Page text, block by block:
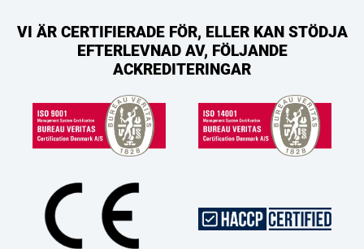
VI ÄR CERTIFIERADE FÖR, ELLER KAN STÖDJA
EFTERLEVNAD AV, FÖLJANDE
ACKREDITERINGAR